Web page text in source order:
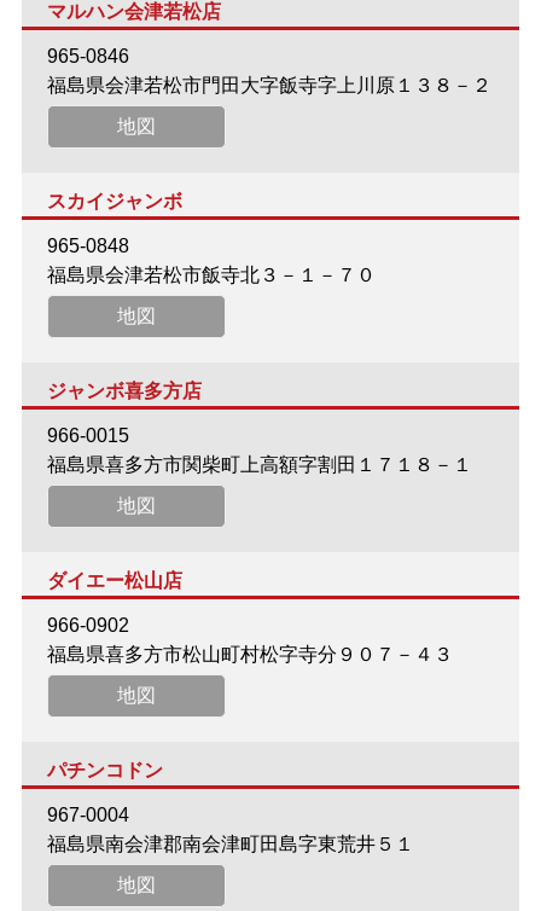
マルハン会津若松店
965-0846
福島県会津若松市門田大字飯寺字上川原１３８－２
地図
スカイジャンボ
965-0848
福島県会津若松市飯寺北３－１－７０
地図
ジャンボ喜多方店
966-0015
福島県喜多方市関柴町上高額字割田１７１８－１
地図
ダイエー松山店
966-0902
福島県喜多方市松山町村松字寺分９０７－４３
地図
パチンコドン
967-0004
福島県南会津郡南会津町田島字東荒井５１
地図